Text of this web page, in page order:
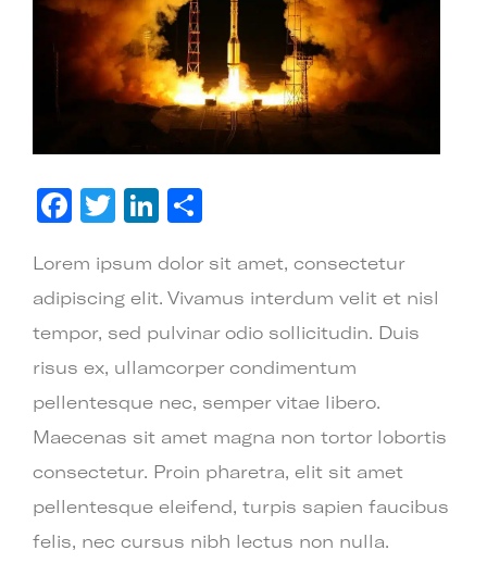
Facebook
TwitterLinkedIn
Lorem ipsum dolor sit amet, consectetur
adipiscing elit. Vivamus interdum velit et nisl
tempor, sed pulvinar odio sollicitudin. Duis
risus ex, ullamcorper condimentum
pellentesque nec, semper vitae libero.
Maecenas sit amet magna non tortor lobortis
consectetur. Proin pharetra, elit sit amet
pellentesque eleifend, turpis sapien faucibus
felis, nec cursus nibh lectus non nulla.